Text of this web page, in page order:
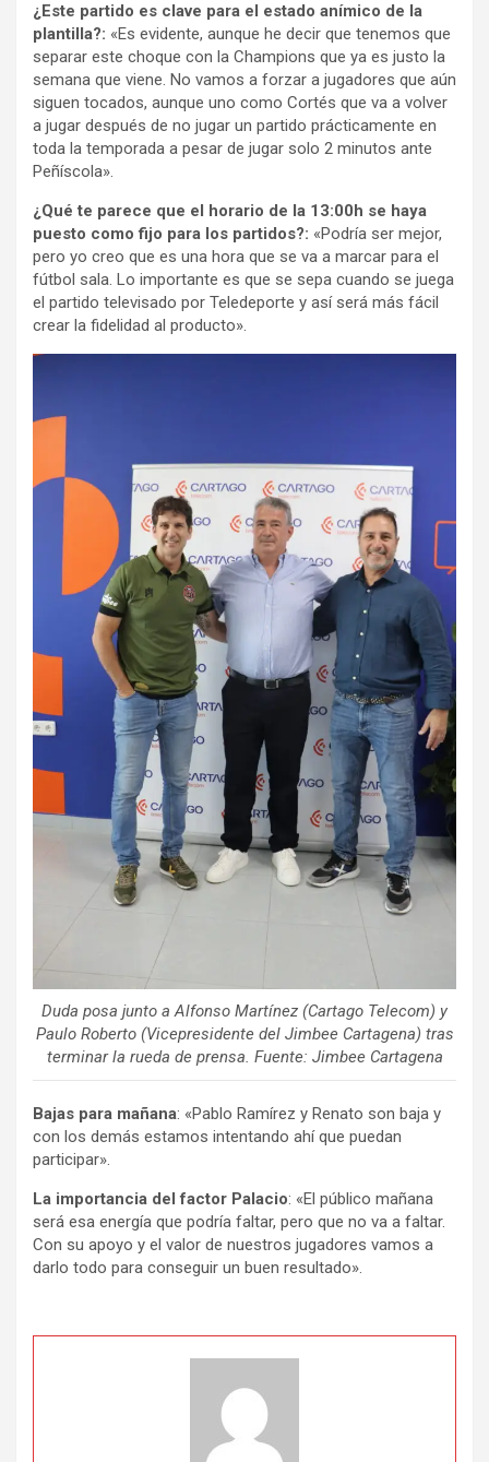
¿Este partido es clave para el estado anímico de la
plantilla?: «Es evidente, aunque he decir que tenemos que
separar este choque con la Champions que ya es justo la
semana que viene. No vamos a forzar a jugadores que aún
siguen tocados, aunque uno como Cortés que va a volver
a jugar después de no jugar un partido prácticamente en
toda la temporada a pesar de jugar solo 2 minutos ante
Peñíscola».
¿Qué te parece que el horario de la 13:00h se haya
puesto como fijo para los partidos?: «Podría ser mejor,
pero yo creo que es una hora que se va a marcar para el
fútbol sala. Lo importante es que se sepa cuando se juega
el partido televisado por Teledeporte y así será más fácil
crear la fidelidad al producto».
Duda posa junto a Alfonso Martínez (Cartago Telecom) y
Paulo Roberto (Vicepresidente del Jimbee Cartagena) tras
terminar la rueda de prensa. Fuente: Jimbee Cartagena
Bajas para mañana: «Pablo Ramírez y Renato son baja y
con los demás estamos intentando ahí que puedan
participar».
La importancia del factor Palacio: «El público mañana
será esa energía que podría faltar, pero que no va a faltar.
Con su apoyo y el valor de nuestros jugadores vamos a
darlo todo para conseguir un buen resultado».